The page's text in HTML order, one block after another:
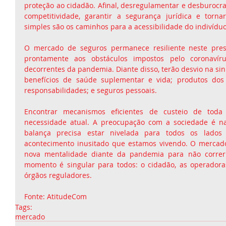
proteção ao cidadão. Afinal, desregulamentar e
competitividade, garantir a segurança jurídica e
simples são os caminhos para a acessibilidade do
O mercado de seguros permanece resiliente neste
prontamente aos obstáculos impostos pelo
decorrentes da pandemia. Diante disso, terão desvio na
benefícios de saúde suplementar e vida; produtos
responsabilidades; e seguros pessoais.
Encontrar mecanismos eficientes de custeio de
necessidade atual. A preocupação com a sociedade é
balança precisa estar nivelada para todos os
acontecimento inusitado que estamos vivendo. O
nova mentalidade diante da pandemia para não
momento é singular para todos: o cidadão, as
órgãos reguladores.
Fonte: AtitudeCom
Tags:
mercado